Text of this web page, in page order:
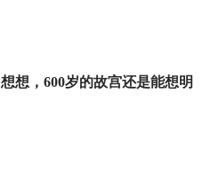
想想，600岁的故宫还是能想明